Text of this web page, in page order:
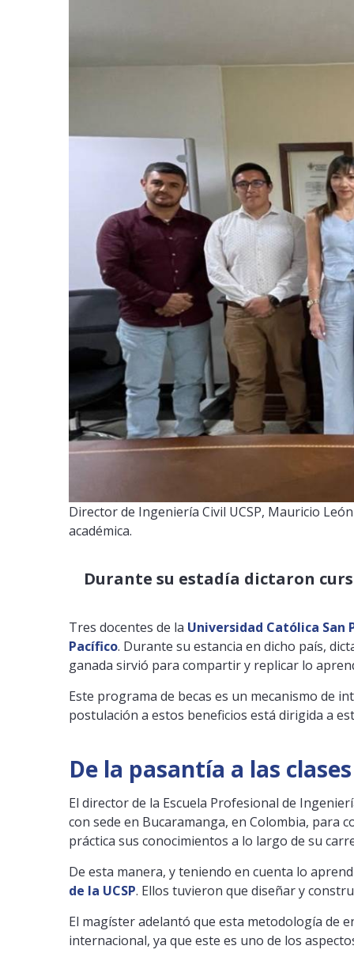
Director de Ingeniería Civil UCSP, Mauricio
académica.
Durante su estadía dictaron
Tres docentes de la Universidad Católica San
Pacífico. Durante su estancia en dicho país,
ganada sirvió para compartir y replicar lo
Este programa de becas es un mecanismo de
postulación a estos beneficios está dirigida a
De la pasantía a las clases
El director de la Escuela Profesional de
con sede en Bucaramanga, en Colombia, para
práctica sus conocimientos a lo largo de su
De esta manera, y teniendo en cuenta lo
de la UCSP. Ellos tuvieron que diseñar y
El magíster adelantó que esta metodología de
internacional, ya que este es uno de los